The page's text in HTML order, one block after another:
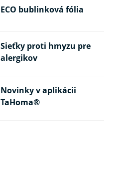
ECO bublinková fólia
Sieťky proti hmyzu pre
alergikov
Novinky v aplikácii
TaHoma®